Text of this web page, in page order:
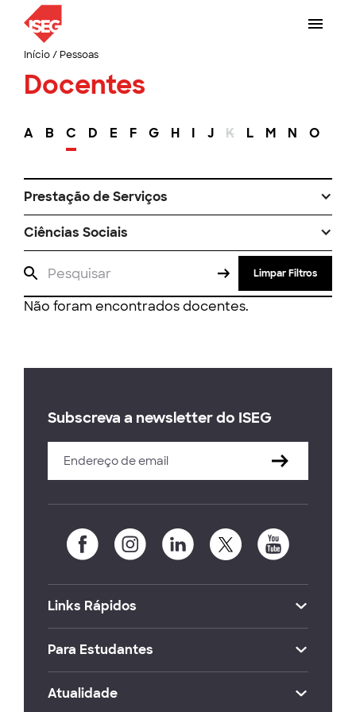
Início/ Pessoas
Docentes
A B C D E F G H I J K L M N O
Prestação de Serviços
Ciências Sociais
Limpar Filtros
Não foram encontrados docentes.
Subscreva a newsletter do ISEG
Links Rápidos
Para Estudantes
Atualidade